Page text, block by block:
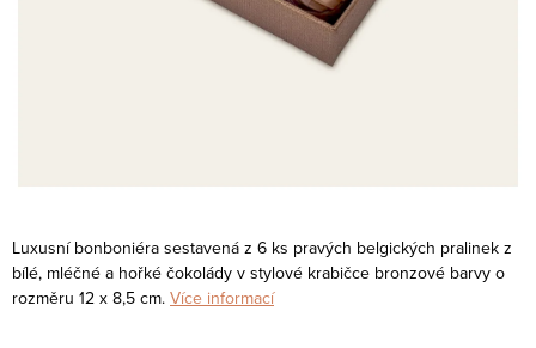
Luxusní bonboniéra sestavená z 6 ks pravých belgických pralinek z
bílé, mléčné a hořké čokolády v stylové krabičce bronzové barvy o
rozměru 12 x 8,5 cm. Více informací